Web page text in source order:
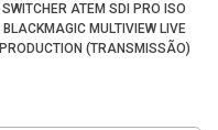
SWITCHER ATEM SDI PRO ISO
BLACKMAGIC MULTIVIEW LIVE
PRODUCTION (TRANSMISSÃO)